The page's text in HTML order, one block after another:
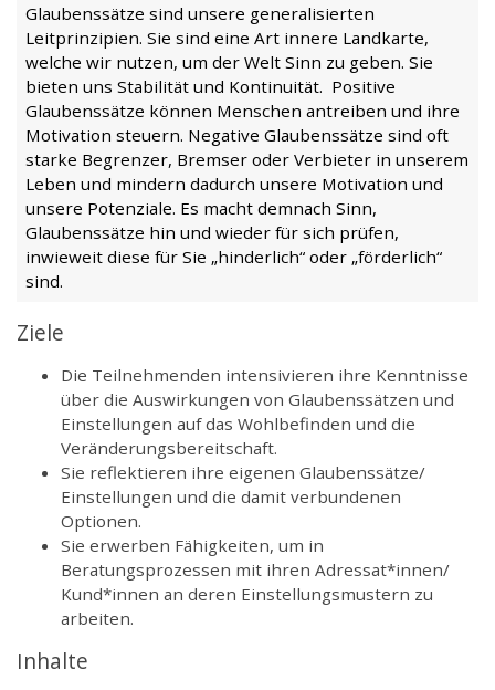
Glaubenssätze sind unsere generalisierten
Leitprinzipien. Sie sind eine Art innere Landkarte,
welche wir nutzen, um der Welt Sinn zu geben. Sie
bieten uns Stabilität und Kontinuität. Positive
Glaubenssätze können Menschen antreiben und ihre
Motivation steuern. Negative Glaubenssätze sind oft
starke Begrenzer, Bremser oder Verbieter in unserem
Leben und mindern dadurch unsere Motivation und
unsere Potenziale. Es macht demnach Sinn,
Glaubenssätze hin und wieder für sich prüfen,
inwieweit diese für Sie „hinderlich“ oder „förderlich“
sind.
Ziele
Die Teilnehmenden intensivieren ihre Kenntnisse
über die Auswirkungen von Glaubenssätzen und
Einstellungen auf das Wohlbefinden und die
Veränderungsbereitschaft.
Sie reflektieren ihre eigenen Glaubenssätze/
Einstellungen und die damit verbundenen
Optionen.
Sie erwerben Fähigkeiten, um in
Beratungsprozessen mit ihren Adressat*innen/
Kund*innen an deren Einstellungsmustern zu
arbeiten.
Inhalte